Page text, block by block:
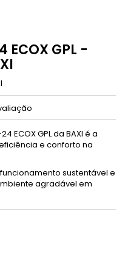
ECOX GPL -
ECOX GPL da BAXI é a
e conforto na
sustentável e
agradável em